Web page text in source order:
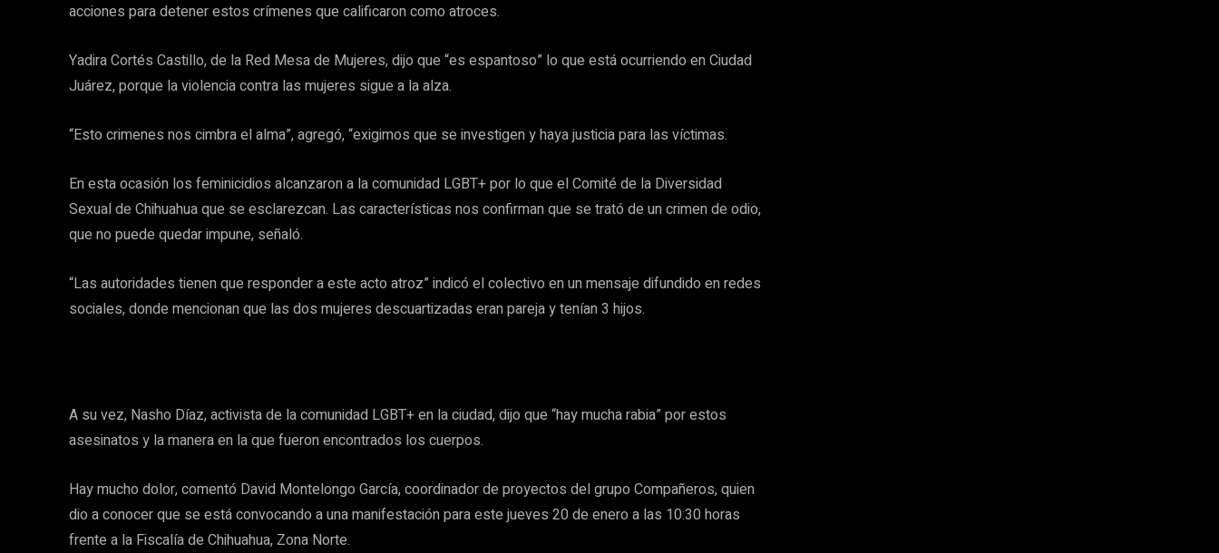
acciones para detener estos crímenes que calificaron como atroces.
Yadira Cortés Castillo, de la Red Mesa de Mujeres, dijo que “es espantoso” lo que está ocurriendo en Ciudad
Juárez, porque la violencia contra las mujeres sigue a la alza.
“Esto crimenes nos cimbra el alma”, agregó, “exigimos que se investigen y haya justicia para las víctimas.
En esta ocasión los feminicidios alcanzaron a la comunidad LGBT+ por lo que el Comité de la Diversidad
Sexual de Chihuahua que se esclarezcan. Las características nos confirman que se trató de un crimen de odio,
que no puede quedar impune, señaló.
“Las autoridades tienen que responder a este acto atroz” indicó el colectivo en un mensaje difundido en redes
sociales, donde mencionan que las dos mujeres descuartizadas eran pareja y tenían 3 hijos.
A su vez, Nasho Díaz, activista de la comunidad LGBT+ en la ciudad, dijo que “hay mucha rabia” por estos
asesinatos y la manera en la que fueron encontrados los cuerpos.
Hay mucho dolor, comentó David Montelongo García, coordinador de proyectos del grupo Compañeros, quien
dio a conocer que se está convocando a una manifestación para este jueves 20 de enero a las 10:30 horas
frente a la Fiscalía de Chihuahua, Zona Norte.